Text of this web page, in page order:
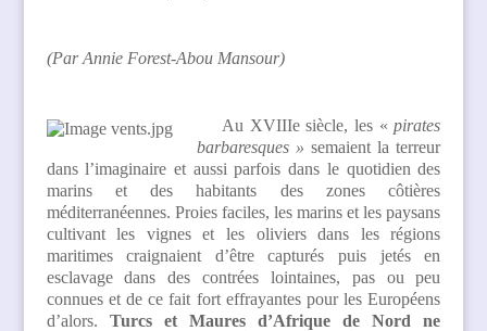
(Par Annie Forest-Abou Mansour)
Au XVIIIe siècle, les «pirates
barbaresques » semaient la terreur
dans l’imaginaire et aussi parfois dans le quotidien des
marins et des habitants des zones côtières
méditerranéennes. Proies faciles, les marins et les paysans
cultivant les vignes et les oliviers dans les régions
maritimes craignaient d’être capturés puis jetés en
esclavage dans des contrées lointaines, pas ou peu
connues et de ce fait fort effrayantes pour les Européens
d’alors. Turcs et Maures d’Afrique de Nord ne